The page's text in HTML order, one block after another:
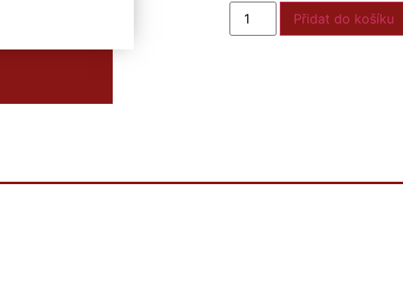
Přidat do košíku